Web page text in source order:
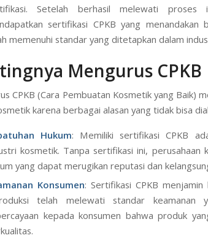
Setelah berhasil melewati proses
sertifikasi CPKB yang menandakan
memenuhi standar yang ditetapkan dalam
Mengurus CPKB
CPKB (Cara Pembuatan Kosmetik yang Baik)
karena berbagai alasan yang tidak bisa
Hukum: Memiliki sertifikasi CPKB
kosmetik. Tanpa sertifikasi ini, perusahaan
yang dapat merugikan reputasi dan
Konsumen: Sertifikasi CPKB
telah melewati standar keamanan
kepada konsumen bahwa produk